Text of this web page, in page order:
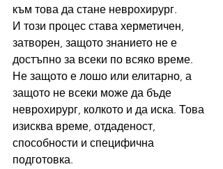
към това да стане неврохирург.
И този процес става херметичен,
затворен, защото знанието не е
достъпно за всеки по всяко време.
Не защото е лошо или елитарно, а
защото не всеки може да бъде
неврохирург, колкото и да иска. Това
изисква време, отдаденост,
способности и специфична
подготовка.